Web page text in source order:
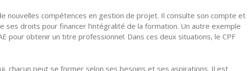
nouvelles compétences en gestion de projet. Il consulte son compte et
ses droits pour financer l’intégralité de la formation. Un autre exemple
pour obtenir un titre professionnel. Dans ces deux situations, le CPF
chacun peut se former selon ses besoins et ses aspirations. Il est